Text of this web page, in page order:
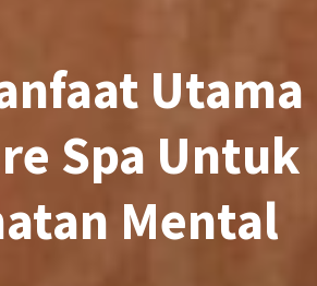
Utama
Spa Untuk
Mental